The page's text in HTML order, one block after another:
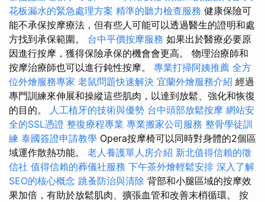
花板漏水的緊急處理方案 精準的聽力檢查服務 健康保險可
能不承保按摩療法，但有些人可能可以透過醫生的證明和處
方找到承保範圍。 台中平價按摩服務 如果出於醫療必要原
因進行按摩，獲得保險承保的機會會更高。 物理治療師和
按摩治療師也可以進行鈍性按摩。 專業打掃阿姨推薦 全方
位外燴服務專家 老鼠問題快速解決 宜蘭外燴服務介紹 經過
專門訓練來伸展和操縱這些肌肉，以達到放鬆、強化和恢復
的目的。 人工植牙的技術與優勢 台中頭部放鬆按摩 網站安
全的SSL憑證 整復療程專業 專業搬家公司服務 整骨學徒訓
練 泰國簽證申請教學 Opera按摩椅可以同時對身體的2個區
域運作散熱功能。 老人養護單人房介紹 新北值得信賴的徵
信社 值得信賴的葬儀社服務 下午茶外燴輕鬆安排 深入了解
SEO的核心概念 跳蚤防治與清除 背部和小腿區域的按摩效
果加倍，有助於放鬆肌肉、擴張血管和改善末梢循環。 按